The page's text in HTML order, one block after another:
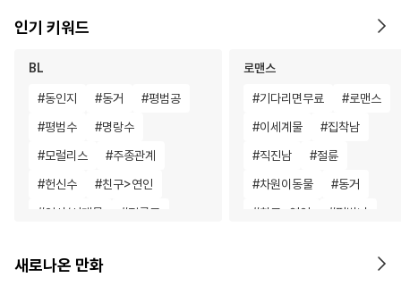
인기 키워드
BL
#동인지 #동거 #평범공
#평범수 #명랑수
#모럴리스 #주종관계
#헌신수 #친구>연인
#역사/시대물 #절륜공
#드라마 #첫사랑
로맨스
#기다리면무료 #로맨스
#이세계물 #집착남
#직진남 #절륜
#차원이동물 #동거
#친구>연인 #평범녀
새로나온 만화